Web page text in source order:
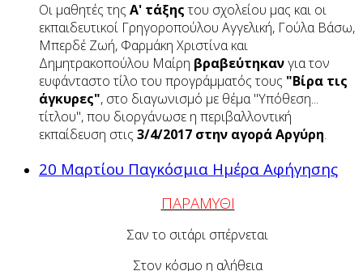
Οι μαθητές της Α' τάξηςτου σχολείου μας και οι
εκπαιδευτικοί Γρηγοροπούλου Αγγελική, Γούλα Βάσω,
Μπερδέ Ζωή, Φαρμάκη Χριστίνα και
Δημητρακοπούλου Μαίρη βραβεύτηκανγια τον
ευφάνταστο τίλο του προγράμματός τους "Βίρα τις
άγκυρες", στο διαγωνισμό με θέμα "Υπόθεση...
τίτλου", που διοργάνωσε η περιβαλλοντική
εκπαίδευση στις 3/4/2017 στην αγορά Αργύρη.
20 Μαρτίου Παγκόσμια Ημέρα Αφήγησης
ΠΑΡΑΜΥΘΙ
Σαν το σιτάρι σπέρνεται
Στον κόσμο η αλήθεια